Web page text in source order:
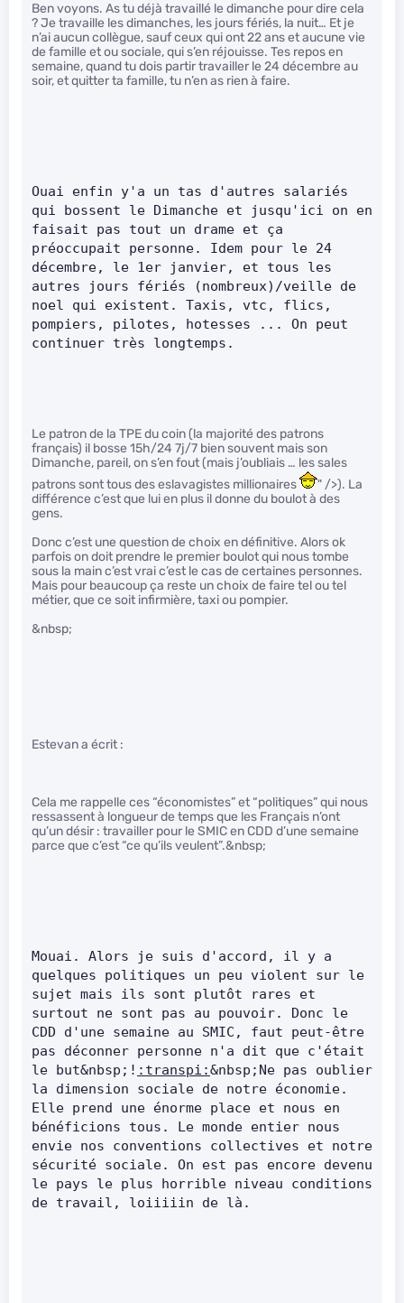
Ben voyons. As tu déjà travaillé le dimanche pour dire cela
? Je travaille les dimanches, les jours fériés, la nuit… Et je
n’ai aucun collègue, sauf ceux qui ont 22 ans et aucune vie
de famille et ou sociale, qui s’en réjouisse. Tes repos en
semaine, quand tu dois partir travailler le 24 décembre au
soir, et quitter ta famille, tu n’en as rien à faire.
Ouai enfin y'a un tas d'autres salariés
qui bossent le Dimanche et jusqu'ici on en
faisait pas tout un drame et ça
préoccupait personne. Idem pour le 24
décembre, le 1er janvier, et tous les
autres jours fériés (nombreux)/veille de
noel qui existent. Taxis, vtc, flics,
pompiers, pilotes, hotesses ... On peut
continuer très longtemps.
Le patron de la TPE du coin (la majorité des patrons
français) il bosse 15h/24 7j/7 bien souvent mais son
Dimanche, pareil, on s’en fout (mais j’oubliais … les sales
patrons sont tous des eslavagistes millionaires
" />). La
différence c’est que lui en plus il donne du boulot à des
gens.
Donc c’est une question de choix en définitive. Alors ok
parfois on doit prendre le premier boulot qui nous tombe
sous la main c’est vrai c’est le cas de certaines personnes.
Mais pour beaucoup ça reste un choix de faire tel ou tel
métier, que ce soit infirmière, taxi ou pompier.
&nbsp;
Estevan a écrit :
Cela me rappelle ces “économistes” et “politiques” qui nous
ressassent à longueur de temps que les Français n’ont
qu’un désir : travailler pour le SMIC en CDD d’une semaine
parce que c’est “ce qu’ils veulent”.&nbsp;
Mouai. Alors je suis d'accord, il y a
quelques politiques un peu violent sur le
sujet mais ils sont plutôt rares et
surtout ne sont pas au pouvoir. Donc le
CDD d'une semaine au SMIC, faut peut-être
pas déconner personne n'a dit que c'était
le but&nbsp;! :transpi:&nbsp;Ne pas oublier
la dimension sociale de notre économie.
Elle prend une énorme place et nous en
bénéficions tous. Le monde entier nous
envie nos conventions collectives et notre
sécurité sociale. On est pas encore devenu
le pays le plus horrible niveau conditions
de travail, loiiiiin de là.